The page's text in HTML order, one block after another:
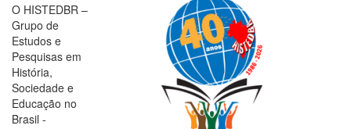
O HISTEDBR –
Grupo de
Estudos e
Pesquisas em
História,
Sociedade e
Educação no
Brasil -